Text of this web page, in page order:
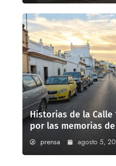
Historias de la Calle
por las memorias
prensa agosto 5,